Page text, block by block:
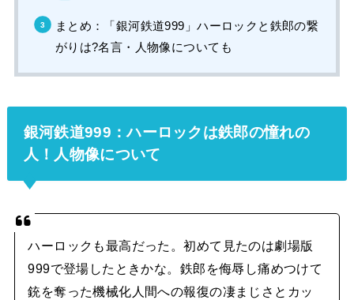
まとめ：「銀河鉄道999」ハーロックと鉄郎の繋
がりは?名言・人物像についても
銀河鉄道999：ハーロックは鉄郎の憧れの
人！人物像について
ハーロックも最高だった。初めて見たのは劇場版
999で登場したときかな。鉄郎を侮辱し痛めつけて
銃を奪った機械化人間への報復の凄まじさとカッ